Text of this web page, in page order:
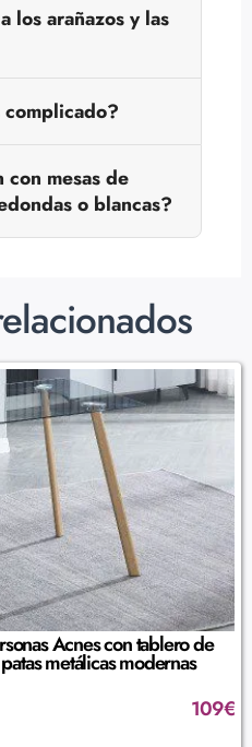
los arañazos y las
mesas de
o blancas?
Acnes con tablero de
metálicas modernas
109€